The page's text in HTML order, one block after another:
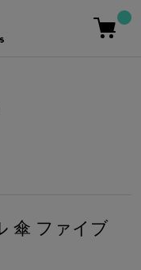
傘 ファイブ